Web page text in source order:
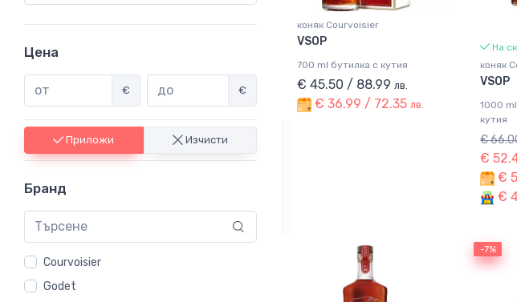
Цена
€ €
Приложи Изчисти
Бранд
Courvoisier
Godet
коняк Courvoisier
VSOP
700 ml бутилка с кутия
€ 45.50 / 88.99 лв.
€ 36.99 / 72.35 лв.
На
коняк
VSOP
1000
кутия
€
€
€
€
-7%
-7%